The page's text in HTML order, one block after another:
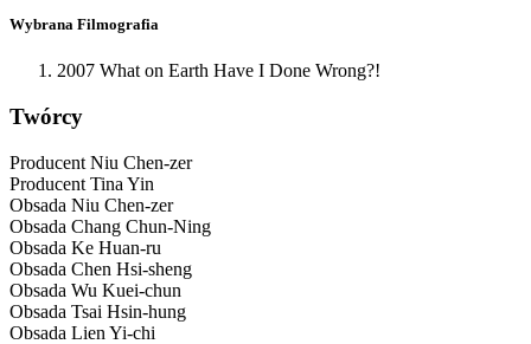
Wybrana Filmografia
2007 What on Earth Have I Done Wrong?!
Twórcy
Producent Niu Chen-zer
Producent Tina Yin
Obsada Niu Chen-zer
Obsada Chang Chun-Ning
Obsada Ke Huan-ru
Obsada Chen Hsi-sheng
Obsada Wu Kuei-chun
Obsada Tsai Hsin-hung
Obsada Lien Yi-chi